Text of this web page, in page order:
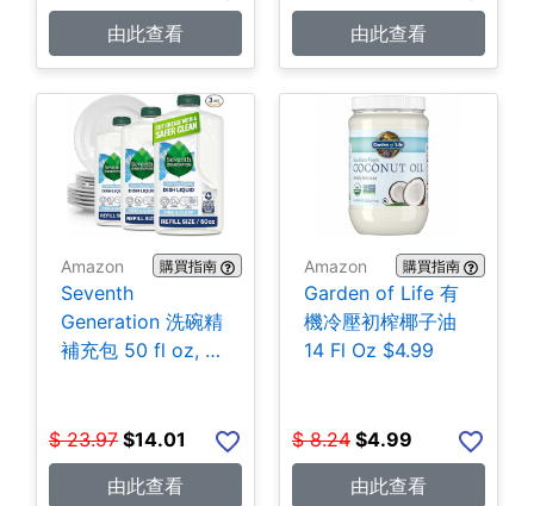
由此查看
由此查看
Amazon 購買指南
Seventh
Generation 洗碗精
補充包 50 fl oz, 3
$ 23.97 $14.01
由此查看
Amazon 購買指南
Garden of Life 有
機冷壓初榨椰子油
14 Fl Oz $4.99
$ 8.24 $4.99
由此查看